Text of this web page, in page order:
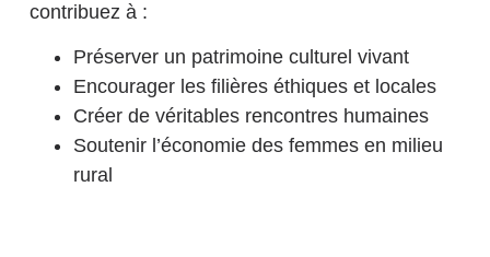
contribuez à :
Préserver un patrimoine culturel vivant
Encourager les filières éthiques et locales
Créer de véritables rencontres humaines
Soutenir l’économie des femmes en milieu
rural